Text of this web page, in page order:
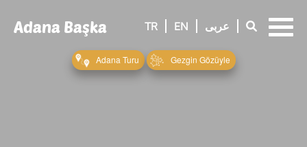
TR EN عربى Adana Başka -
-
-
Adana Turu
Gezgin Gözüyle